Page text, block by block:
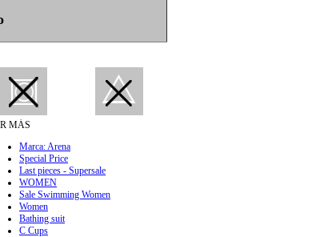
MÁS
Marca: Arena
Special Price
Last pieces - Supersale
WOMEN
Sale Swimming Women
Women
Bathing suit
C Cups